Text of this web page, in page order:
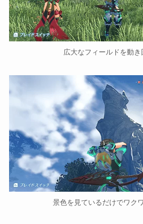
広大なフィールドを動き
景色を見ているだけでワク